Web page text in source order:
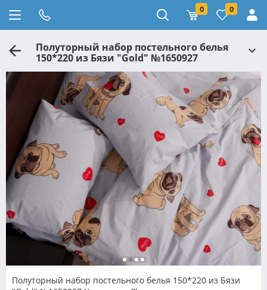
0 0
Полуторный набор постельного белья
150*220 из Бязи "Gold" №1650927
Черешенка™
Полуторный набор постельного белья 150*220 из Бязи